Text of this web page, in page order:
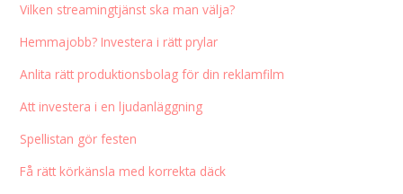
Vilken streamingtjänst ska man välja?
Hemmajobb? Investera i rätt prylar
Anlita rätt produktionsbolag för din reklamfilm
Att investera i en ljudanläggning
Spellistan gör festen
Få rätt körkänsla med korrekta däck